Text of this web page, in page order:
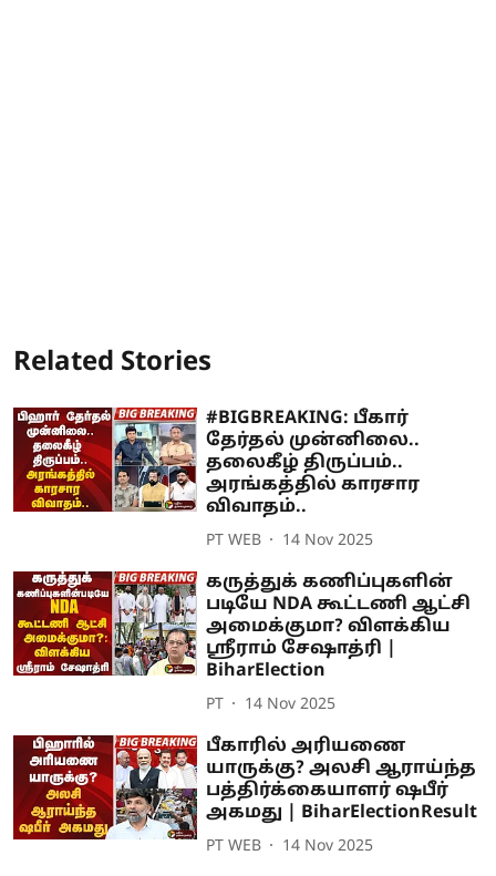
Related Stories
#BIGBREAKING: பீகார்
தேர்தல் முன்னிலை..
தலைகீழ் திருப்பம்..
அரங்கத்தில் காரசார
விவாதம்..
PT WEB 14 Nov 2025
கருத்துக் கணிப்புகளின்
படியே NDA கூட்டணி ஆட்சி
அமைக்குமா? விளக்கிய
ஸ்ரீராம் சேஷாத்ரி |
BiharElection
PT 14 Nov 2025
பீகாரில் அரியணை
யாருக்கு? அலசி ஆராய்ந்த
பத்திர்க்கையாளர் ஷபீர்
அகமது | BiharElectionResult
PT WEB 14 Nov 2025